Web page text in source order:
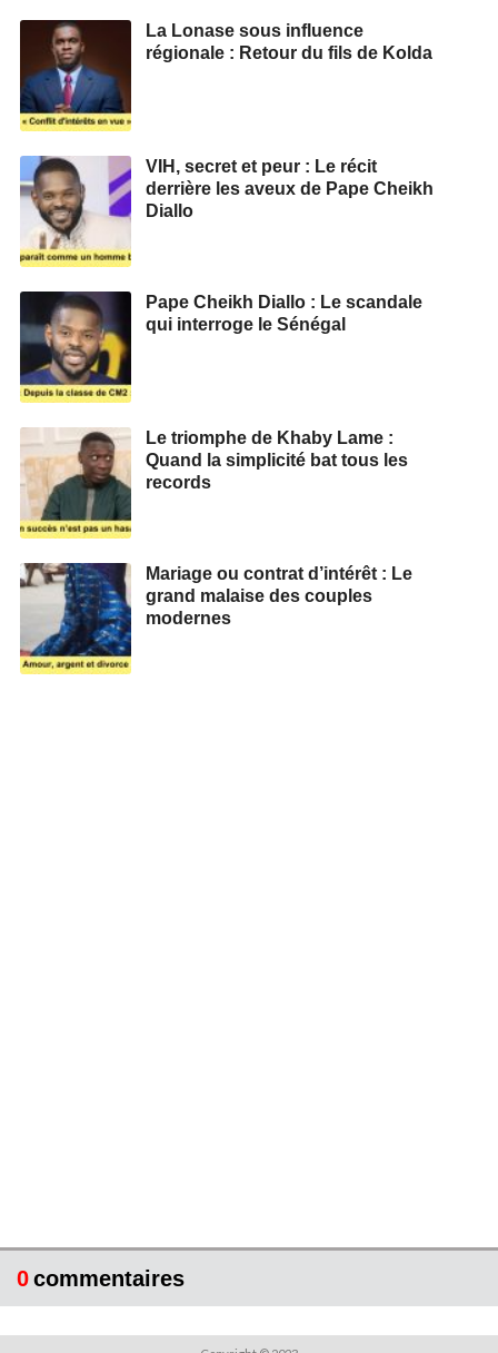
La Lonase sous influence
régionale : Retour du fils de Kolda
VIH, secret et peur : Le récit
derrière les aveux de Pape Cheikh
Diallo
Pape Cheikh Diallo : Le scandale
qui interroge le Sénégal
Le triomphe de Khaby Lame :
Quand la simplicité bat tous les
records
Mariage ou contrat d’intérêt : Le
grand malaise des couples
modernes
0commentaires